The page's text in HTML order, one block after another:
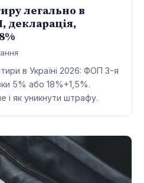
легально в
декларація,
в Україні 2026: ФОП 3-я
5% або 18%+1,5%.
і як уникнути штрафу.